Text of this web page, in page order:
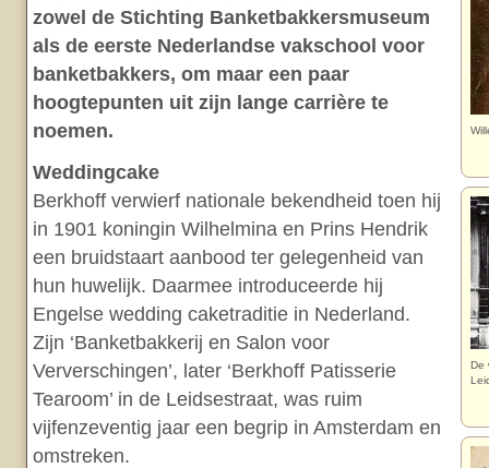
De
zowel de Stichting Banketbakkersmuseum
als de eerste Nederlandse vakschool voor
banketbakkers, om maar een paar
hoogtepunten uit zijn lange carrière te
noemen.
Weddingcake
Berkhoff verwierf nationale bekendheid toen hij
in 1901 koningin Wilhelmina en Prins Hendrik
een bruidstaart aanbood ter gelegenheid van
hun huwelijk. Daarmee introduceerde hij
Engelse wedding caketraditie in Nederland.
Zijn ‘Banketbakkerij en Salon voor
Ververschingen’, later ‘Berkhoff Patisserie
Tearoom’ in de Leidsestraat, was ruim
vijfenzeventig jaar een begrip in Amsterdam en
omstreken.